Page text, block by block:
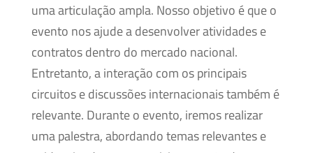
uma articulação ampla. Nosso objetivo é que o
evento nos ajude a desenvolver atividades e
contratos dentro do mercado nacional.
Entretanto, a interação com os principais
circuitos e discussões internacionais também é
relevante. Durante o evento, iremos realizar
uma palestra, abordando temas relevantes e